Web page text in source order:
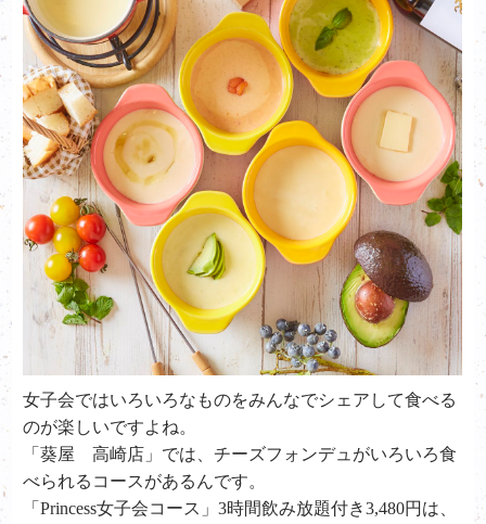
女子会ではいろいろなものをみんなでシェアして食べる
のが楽しいですよね。
「葵屋 高崎店」では、チーズフォンデュがいろいろ食
べられるコースがあるんです。
「Princess女子会コース」3時間飲み放題付き3,480円は、